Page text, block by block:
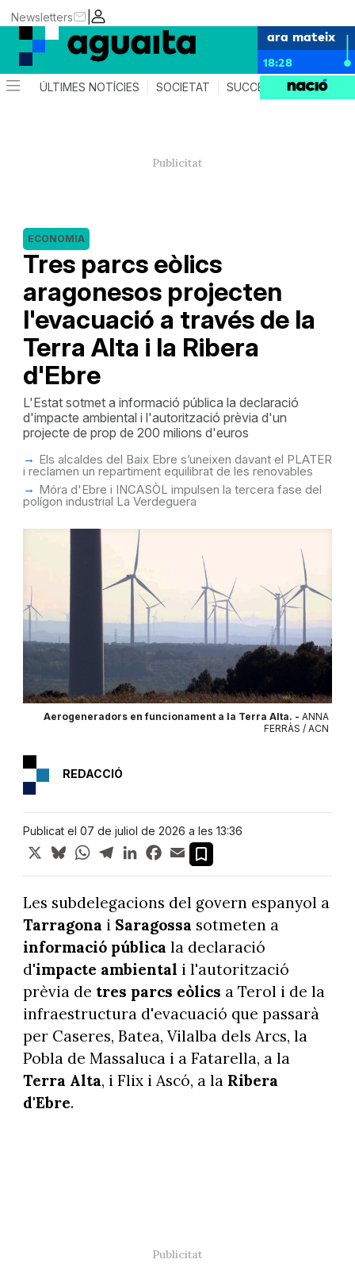
|
Newsletters
ara mateix
18:28
ÚLTIMES NOTÍCIES SOCIETAT SUCCESSOS AGENDA
Tres parcs eòlics
aragonesos projecten
l'evacuació a través de la
Terra Alta i la Ribera
d'Ebre
ECONOMIA
L'Estat sotmet a informació pública la declaració
d'impacte ambiental i l'autorització prèvia d'un
projecte de prop de 200 milions d'euros
Els alcaldes del Baix Ebre s’uneixen davant el PLATER
i reclamen un repartiment equilibrat de les renovables
Móra d'Ebre i INCASÒL impulsen la tercera fase del
polígon industrial La Verdeguera
Aerogeneradors en funcionament a la Terra Alta. - ANNA
FERRÀS / ACN
REDACCIÓ
Publicat el 07 de juliol de 2026 a les 13:36
X BlueskyWhatsApp
TelegramLinkedInFacebook
Email
Les subdelegacions del govern espanyol a
Tarragona i Saragossa sotmeten a
informació pública la declaració
d'impacte ambiental i l'autorització
prèvia de tres parcs eòlics a Terol i de la
infraestructura d'evacuació que passarà
per Caseres, Batea, Vilalba dels Arcs, la
Pobla de Massaluca i a Fatarella, a la
Terra Alta, i Flix i Ascó, a la Ribera
d'Ebre.